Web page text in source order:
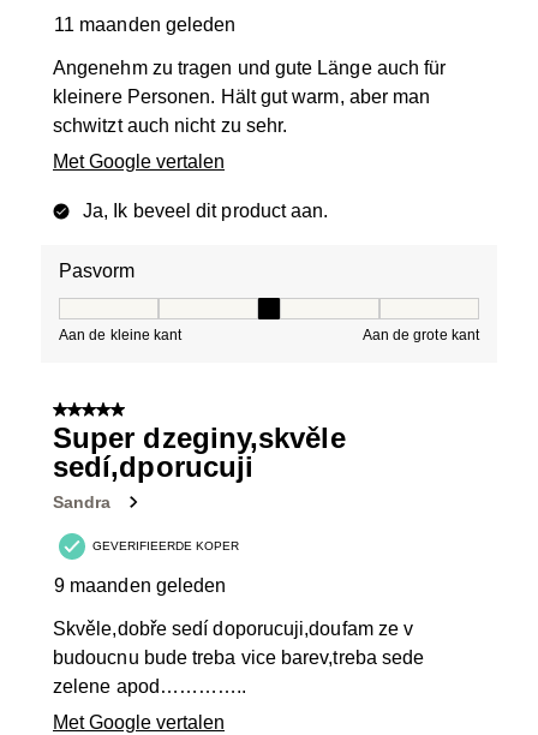
11 maanden geleden
Angenehm zu tragen und gute Länge auch für
kleinere Personen. Hält gut warm, aber man
schwitzt auch nicht zu sehr.
Met Google vertalen
Ja, Ik beveel dit product aan.
Pasvorm
Aan de kleine kant Aan de grote kant
5 van 5 sterren.
Super dzeginy,skvěle
sedí,dporucuji
Sandra
GEVERIFIEERDE KOPER
9 maanden geleden
Skvěle,dobře sedí doporucuji,doufam ze v
budoucnu bude treba vice barev,treba sede
zelene apod…………..
Met Google vertalen